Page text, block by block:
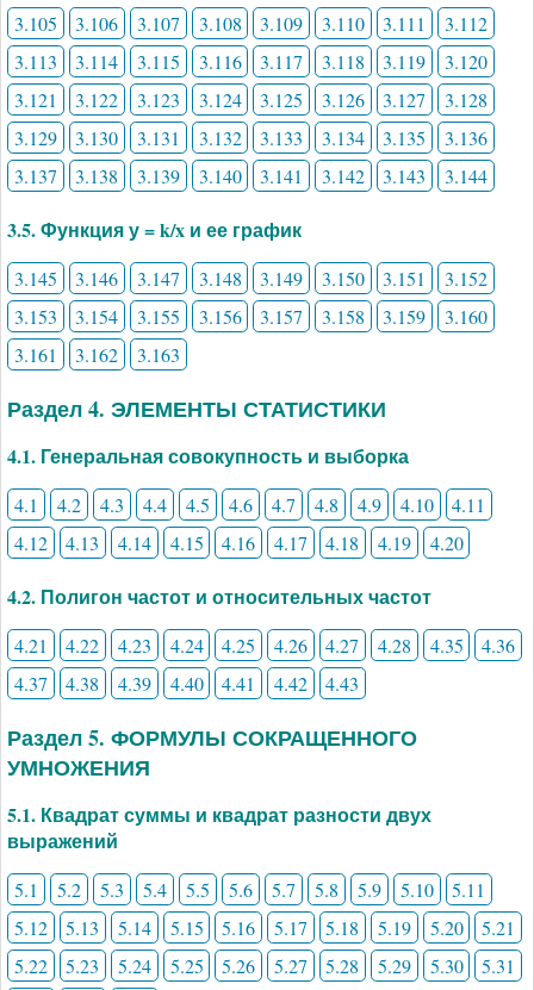
3.105 3.106 3.107 3.108 3.109 3.110 3.111
3.112
3.113
3.114 3.115 3.116 3.117 3.118 3.119
3.120
3.121
3.122 3.123 3.124 3.125 3.126 3.127
3.128
3.129
3.130 3.131 3.132 3.133 3.134 3.135
3.136
3.137
3.138 3.139 3.140 3.141 3.142 3.143 3.144
3.5. Функция у = k/x и ее график
3.145 3.146 3.147 3.148 3.149 3.150 3.151
3.152
3.153
3.154 3.155 3.156 3.157 3.158 3.159
3.160
3.161
3.162 3.163
Раздел 4. ЭЛЕМЕНТЫ СТАТИСТИКИ
4.1. Генеральная совокупность и выборка
4.1 4.2 4.3 4.4 4.5 4.6 4.7 4.8 4.9 4.10
4.11
4.12
4.13 4.14 4.15 4.16 4.17 4.18 4.19 4.20
4.2. Полигон частот и относительных частот
4.21 4.22 4.23 4.24 4.25 4.26 4.27 4.28 4.35
4.36
4.37
4.38 4.39 4.40 4.41 4.42 4.43
Раздел 5. ФОРМУЛЫ СОКРАЩЕННОГО
УМНОЖЕНИЯ
5.1. Квадрат суммы и квадрат разности двух
выражений
5.1 5.2 5.3 5.4 5.5 5.6 5.7 5.8 5.9 5.10
5.11
5.12
5.13 5.14 5.15 5.16 5.17 5.18 5.19 5.20
5.21
5.22
5.23 5.24 5.25 5.26 5.27 5.28 5.29 5.30
5.31